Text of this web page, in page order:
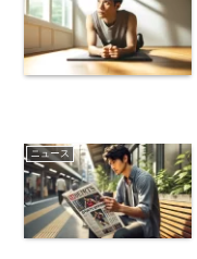
ニュース